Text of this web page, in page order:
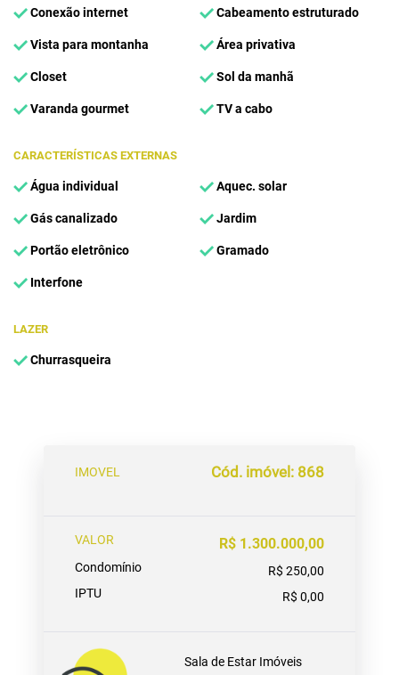
Conexão internet Cabeamento estruturado
Vista para montanha Área privativa
Closet Sol da manhã
Varanda gourmet TV a cabo
CARACTERÍSTICAS EXTERNAS
Água individual Aquec. solar
Gás canalizado Jardim
Portão eletrônico Gramado
Interfone
LAZER
Churrasqueira
IMOVEL Cód. imóvel: 868
VALOR R$ 1.300.000,00
Condomínio
R$ 250,00
IPTU
R$ 0,00
Sala de Estar Imóveis